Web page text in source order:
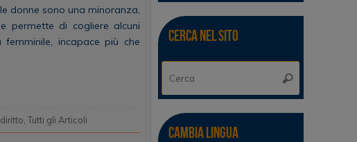
donne sono una minoranza,
permette di cogliere alcuni
incapace più che
,Tutti gli Articoli
Cerca nel sito
Cerca
Cambia lingua